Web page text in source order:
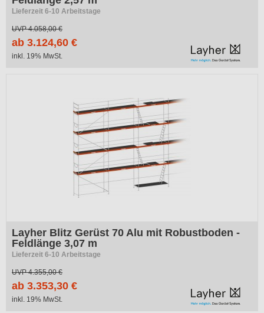
Lieferzeit 6-10 Arbeitstage
UVP4.058,00 €
ab 3.124,60 €
inkl. 19% MwSt.
Layher Blitz Gerüst 70 Alu mit Robustboden -
Feldlänge 3,07 m
Lieferzeit 6-10 Arbeitstage
UVP4.355,00 €
ab 3.353,30 €
inkl. 19% MwSt.